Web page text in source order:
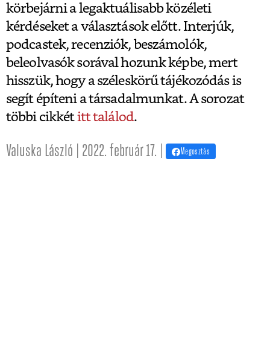
körbejárni a legaktuálisabb közéleti
kérdéseket a választások előtt. Interjúk,
podcastek, recenziók, beszámolók,
beleolvasók sorával hozunk képbe, mert
hisszük, hogy a széleskörű tájékozódás is
segít építeni a társadalmunkat. A sorozat
többi cikkétitt találod.
Valuska László | 2022. február 17. | Megosztás